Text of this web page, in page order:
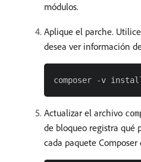
módulos.
Aplique el parche.
desea ver información
Actualizar el archivo
de bloqueo registra qué
cada paquete Composer